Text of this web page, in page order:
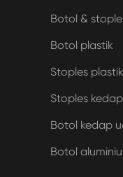
Botol &
Botol plastik
Stoples plastik
Stoples
Botol kedap
Botol